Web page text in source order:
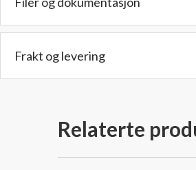
disker:
stk.
antall
Frakt og levering
Relaterte